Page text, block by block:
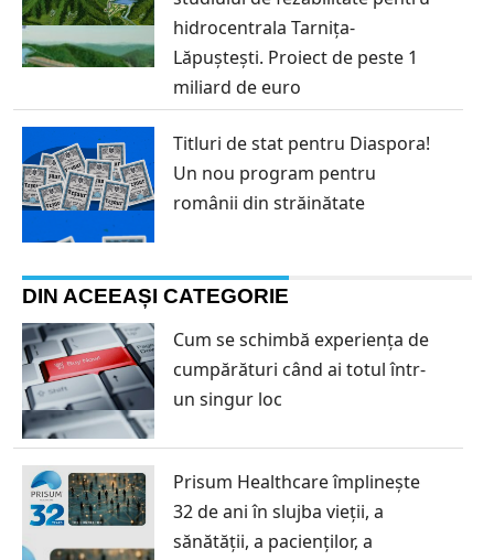
hidrocentrala Tarnița-
Lăpuștești. Proiect de peste 1
miliard de euro
Titluri de stat pentru Diaspora!
Un nou program pentru
românii din străinătate
DIN ACEEAȘI CATEGORIE
Cum se schimbă experiența de
cumpărături când ai totul într-
un singur loc
Prisum Healthcare împlinește
32 de ani în slujba vieții, a
sănătății, a pacienților, a